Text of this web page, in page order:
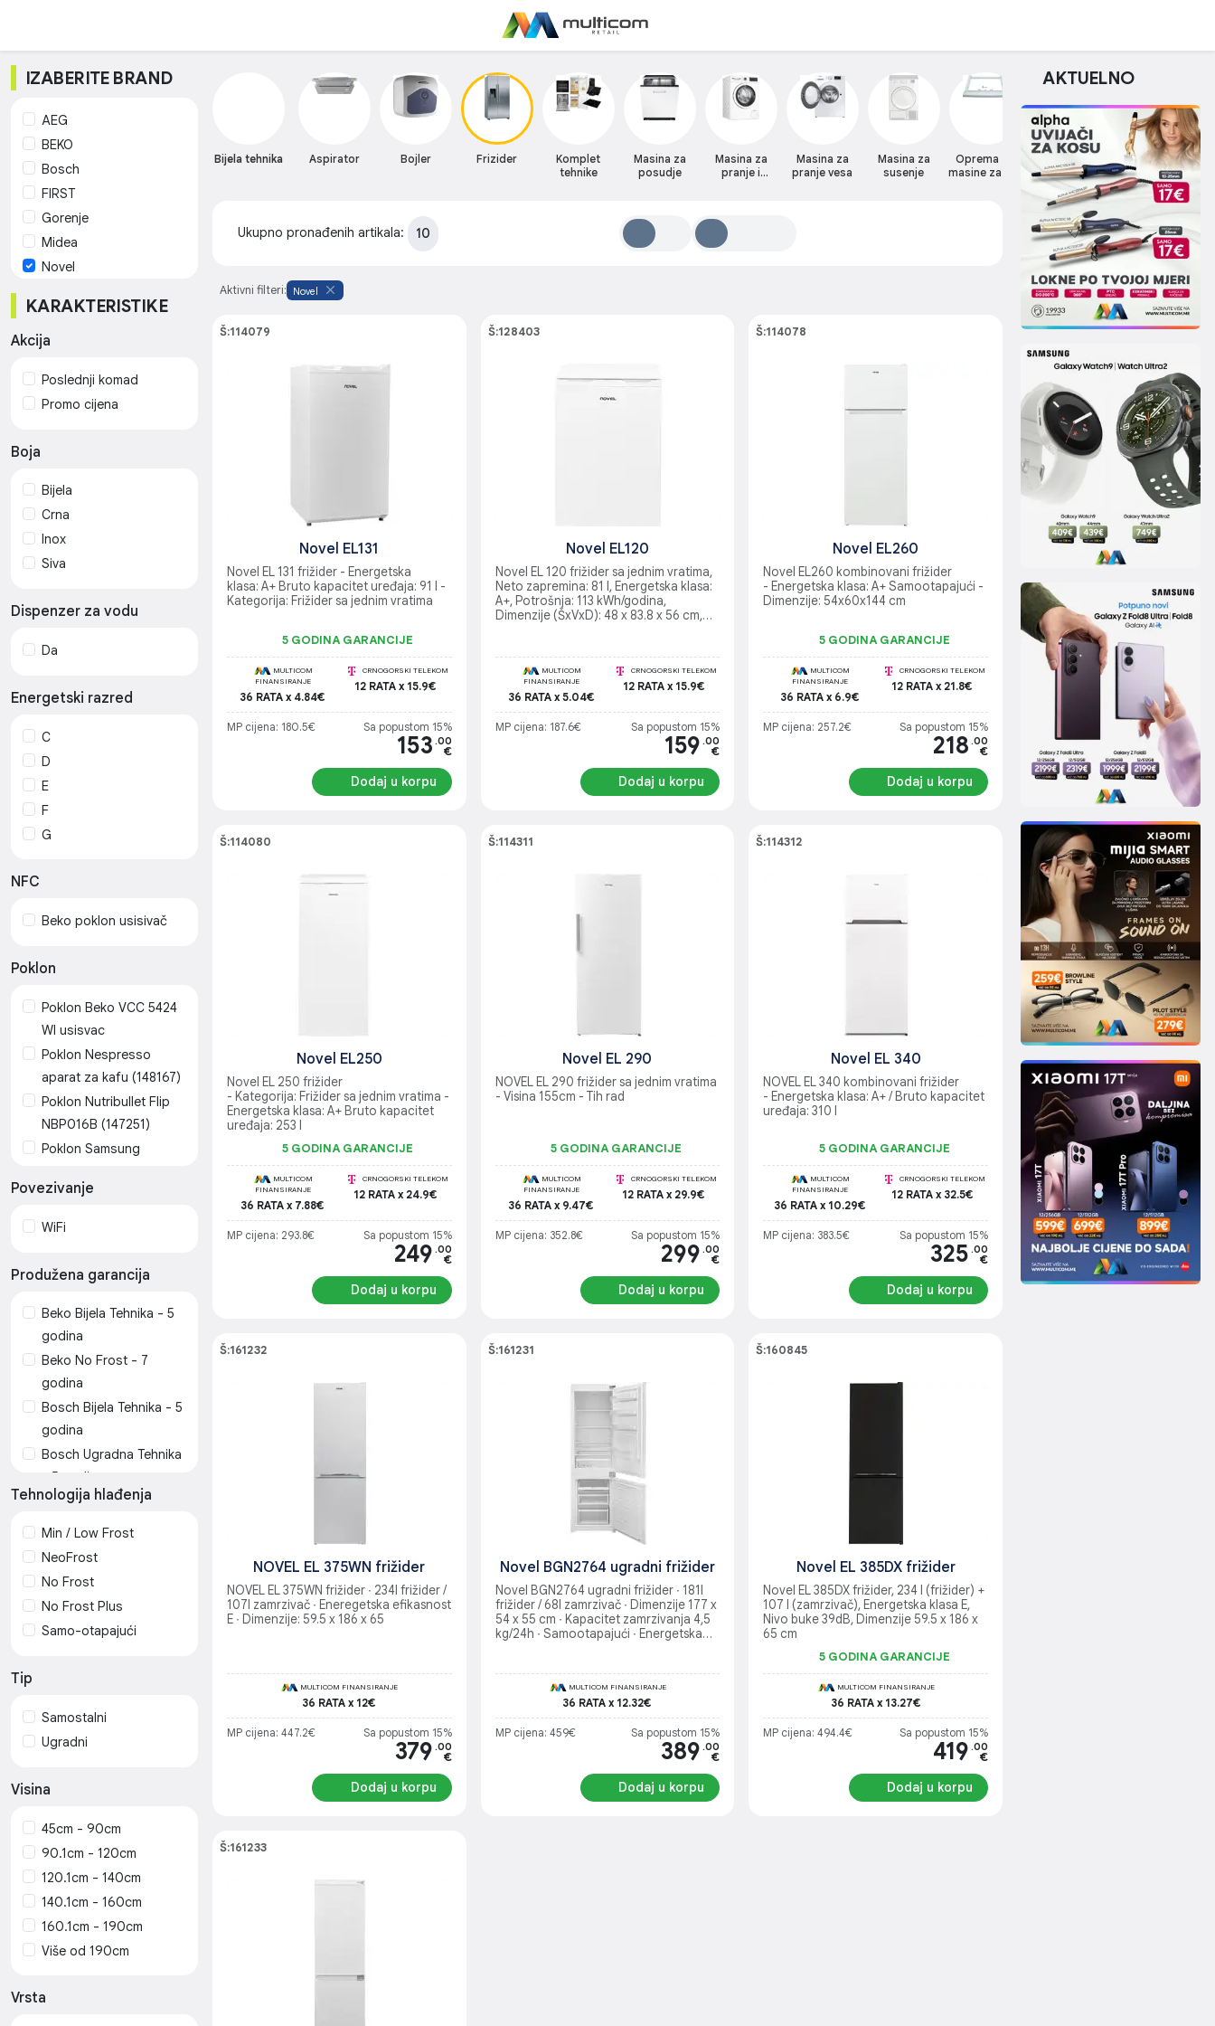
IZABERITE BRAND
AEG
BEKO
Bosch
FIRST
Gorenje
Midea
Novel
Sharp
Tesla
Xiaomi
KARAKTERISTIKE
Akcija
Poslednji komad
Promo cijena
Boja
Bijela
Crna
Inox
Siva
Dispenzer za vodu
Da
Energetski razred
C
D
E
F
G
NFC
Beko poklon usisivač
Poklon
Poklon Beko VCC 5424
WI usisvac
Poklon Nespresso
aparat za kafu (148167)
Poklon Nutribullet Flip
NBP016B (147251)
Poklon Samsung
Povezivanje
WiFi
Produžena garancija
Beko Bijela Tehnika - 5
godina
Beko No Frost - 7
godina
Bosch Bijela Tehnika - 5
godina
Bosch Ugradna Tehnika
- 5 godina
Gorenje Bijela Tehnika -
5 godina
Midea Bijela Tehnika - 5
Samsung Bijela Tehnika
godina
Tesla Bijela Tehnika - 5
Vivax Bijela Tehnika
Tehnologija hlađenja
Min / Low Frost
NeoFrost
No Frost
No Frost Plus
Samo-otapajući
Tip
Samostalni
Ugradni
Visina
45cm - 90cm
90.1cm - 120cm
120.1cm - 140cm
140.1cm - 160cm
160.1cm - 190cm
Više od 190cm
Vrsta
Bijela tehnika Aspirator Bojler Frizider
Komplet
tehnike
Masina za
posudje
Masina za
pranje i
Masina za
pranje vesa
Masina za
susenje
Oprema za
masine za ves
Sporet
Ukupno pronađenih artikala: 10
Aktivni filteri: Novel
Š:114079
Novel EL131
Novel EL 131 frižider - Energetska
klasa: A+ Bruto kapacitet uređaja: 91 l -
Kategorija: Frižider sa jednim vratima
5 GODINA GARANCIJE
MULTICOM
FINANSIRANJE
36 RATA x 4.84€
CRNOGORSKI TELEKOM
12 RATA x 15.9€
MP cijena: 180.5€ Sa popustom 15%
153 .00
€
Dodaj u korpu
Š:128403
Novel EL120
Novel EL 120 frižider sa jednim vratima,
Neto zapremina: 81 l, Energetska klasa:
A+, Potrošnja: 113 kWh/godina,
Dimenzije (ŠxVxD): 48 x 83.8 x 56 cm,
2 police na vratima, Reverzibilna vrata,
Boja: BijelaMULTICOM
FINANSIRANJE
36 RATA x 5.04€
CRNOGORSKI TELEKOM
12 RATA x 15.9€
MP cijena: 187.6€ Sa popustom 15%
159 .00
€
Dodaj u korpu
Š:114078
Novel EL260
Novel EL260 kombinovani frižider
- Energetska klasa: A+ Samootapajući -
Dimenzije: 54x60x144 cm
5 GODINA GARANCIJE
MULTICOM
FINANSIRANJE
36 RATA x 6.9€
CRNOGORSKI TELEKOM
12 RATA x 21.8€
MP cijena: 257.2€ Sa popustom 15%
218 .00
€
Dodaj u korpu
Š:114080
Novel EL250
Novel EL 250 frižider
- Kategorija: Frižider sa jednim vratima -
Energetska klasa: A+ Bruto kapacitet
uređaja: 253 l
5 GODINA GARANCIJE
MULTICOM
FINANSIRANJE
36 RATA x 7.88€
CRNOGORSKI TELEKOM
12 RATA x 24.9€
MP cijena: 293.8€ Sa popustom 15%
249 .00
€
Dodaj u korpu
Š:114311
Novel EL 290
NOVEL EL 290 frižider sa jednim vratima
- Visina 155cm - Tih rad
5 GODINA GARANCIJE
MULTICOM
FINANSIRANJE
36 RATA x 9.47€
CRNOGORSKI TELEKOM
12 RATA x 29.9€
MP cijena: 352.8€ Sa popustom 15%
299 .00
€
Dodaj u korpu
Š:114312
Novel EL 340
NOVEL EL 340 kombinovani frižider
- Energetska klasa: A+ / Bruto kapacitet
uređaja: 310 l
5 GODINA GARANCIJE
MULTICOM
FINANSIRANJE
36 RATA x 10.29€
CRNOGORSKI TELEKOM
12 RATA x 32.5€
MP cijena: 383.5€ Sa popustom 15%
325 .00
€
Dodaj u korpu
Š:161232
NOVEL EL 375WN frižider
NOVEL EL 375WN frižider ∙ 234l frižider /
107l zamrzivač ∙ Eneregetska efikasnost
E ∙ Dimenzije: 59.5 x 186 x 65
MULTICOM FINANSIRANJE
36 RATA x 12€
MP cijena: 447.2€ Sa popustom 15%
379 .00
€
Dodaj u korpu
Š:161231
Novel BGN2764 ugradni frižider
Novel BGN2764 ugradni frižider ∙ 181l
frižider / 68l zamrzivač ∙ Dimenzije 177 x
54 x 55 cm ∙ Kapacitet zamrzivanja 4,5
kg/24h ∙ Samootapajući ∙ Energetska
MULTICOM FINANSIRANJE
36 RATA x 12.32€
MP cijena: 459€ Sa popustom 15%
389 .00
€
Dodaj u korpu
Š:160845
Novel EL 385DX frižider
Novel EL 385DX frižider, 234 l (frižider) +
107 l (zamrzivač), Energetska klasa E,
Nivo buke 39dB, Dimenzije 59.5 x 186 x
65 cm
5 GODINA GARANCIJE
MULTICOM FINANSIRANJE
36 RATA x 13.27€
MP cijena: 494.4€ Sa popustom 15%
419 .00
€
Dodaj u korpu
Š:161233
AKTUELNO